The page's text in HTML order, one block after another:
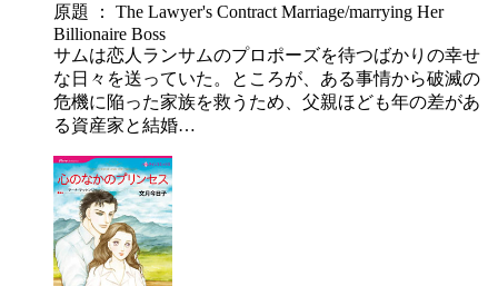
原題 ： The Lawyer's Contract Marriage/marrying Her
Billionaire Boss
サムは恋人ランサムのプロポーズを待つばかりの幸せ
な日々を送っていた。ところが、ある事情から破滅の
危機に陥った家族を救うため、父親ほども年の差があ
る資産家と結婚…